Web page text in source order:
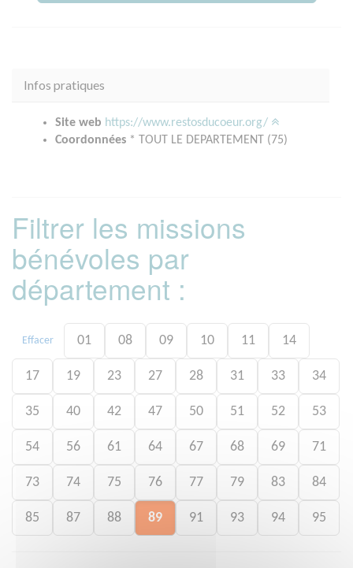
Infos pratiques
Site web https://www.restosducoeur.org/
Coordonnées * TOUT LE DEPARTEMENT (75)
Filtrer les missions
bénévoles par
département :
Effacer 01 08 09 10 11 14
17 19 23 27 28 31 33 34
35 40 42 47 50 51 52 53
54 56 61 64 67 68 69 71
73 74 75 76 77 79 83 84
85 87 88 89 91 93 94 95